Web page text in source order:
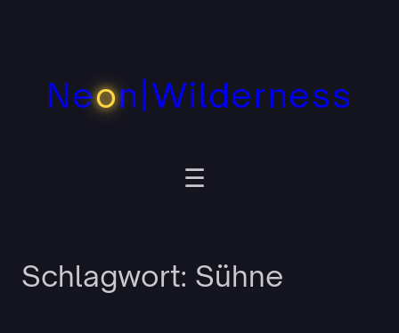
Neon|Wilderness
Schlagwort: Sühne